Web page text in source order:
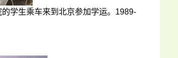
学生乘车来到北京参加学运。1989-